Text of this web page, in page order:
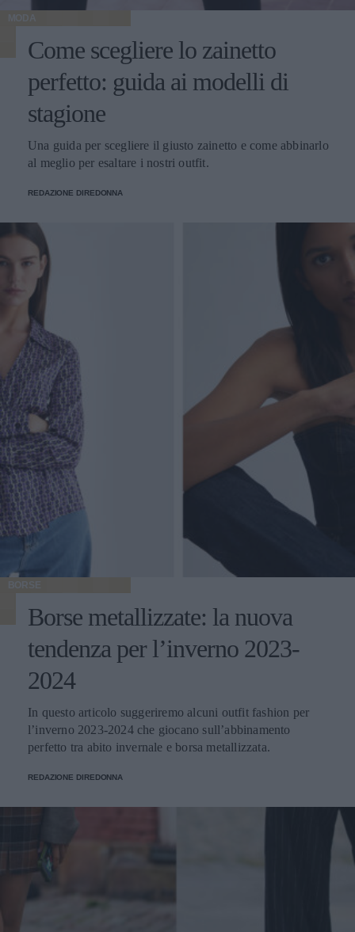
MODA
Come scegliere lo zainetto
perfetto: guida ai modelli di
stagione
Una guida per scegliere il giusto zainetto e come abbinarlo
al meglio per esaltare i nostri outfit.
REDAZIONE DIREDONNA
BORSE
Borse metallizzate: la nuova
tendenza per l’inverno 2023-
2024
In questo articolo suggeriremo alcuni outfit fashion per
l’inverno 2023-2024 che giocano sull’abbinamento
perfetto tra abito invernale e borsa metallizzata.
REDAZIONE DIREDONNA